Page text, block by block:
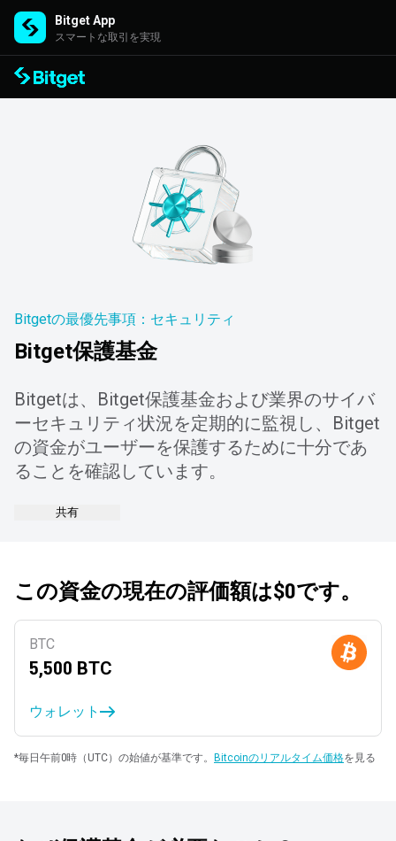
Bitget App
スマートな取引を実現
Bitgetの最優先事項：セキュリティ
Bitget保護基金
Bitgetは、Bitget保護基金および業界のサイバ
ーセキュリティ状況を定期的に監視し、Bitget
の資金がユーザーを保護するために十分であ
ることを確認しています。
共有
この資金の現在の評価額は$0です。
BTC
5,500 BTC
ウォレット
*毎日午前0時（UTC）の始値が基準です。 Bitcoinのリアルタイム価格を見る